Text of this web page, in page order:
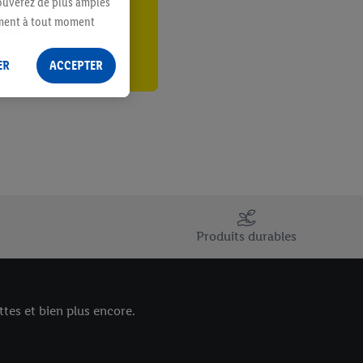
Produits durables
et bien plus encore.
à tout moment
ACCEPTER